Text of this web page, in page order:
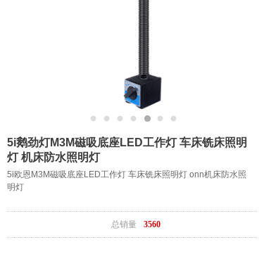
5i鹅劲灯M3M磁吸底座LED工作灯 车床铣床照明
灯 机床防水照明灯
5i欧恩M3M磁吸底座LED工作灯 车床铣床照明灯 onn机床防水照
明灯
总销量 3560